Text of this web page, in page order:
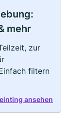
mehr
zur
filtern
ansehen